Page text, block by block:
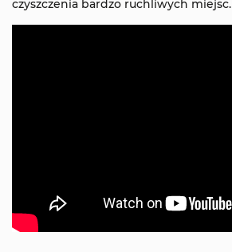
czyszczenia bardzo ruchliwych miejsc.